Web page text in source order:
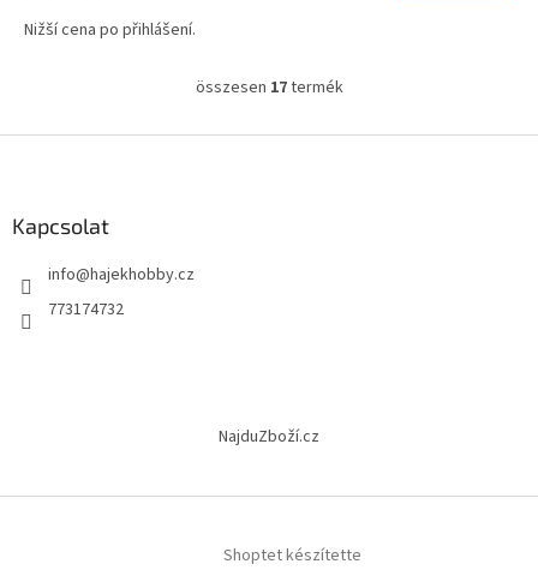
Nižší cena po přihlášení.
L
s
l
összesen 17termék
Kapcsolat
info@hajekhobby.cz
773174732
NajduZboží.cz
Shoptet készítette